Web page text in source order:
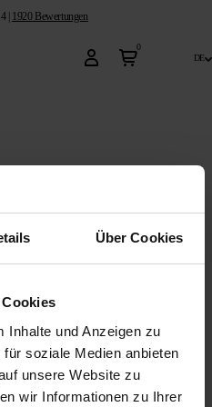
Über Cookies
Inhalte und Anzeigen zu
soziale Medien anbieten
unsere Website zu
wir Informationen zu Ihrer
| 1920 Bewertungen
0
de